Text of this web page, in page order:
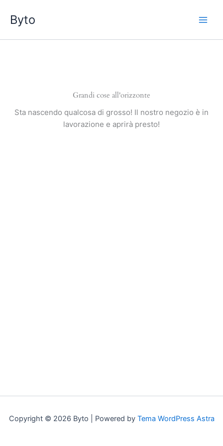
contenuto
Byto
Grandi cose all'orizzonte
Sta nascendo qualcosa di grosso! Il nostro negozio è in
lavorazione e aprirà presto!
Copyright © 2026 Byto | Powered by Tema WordPress Astra